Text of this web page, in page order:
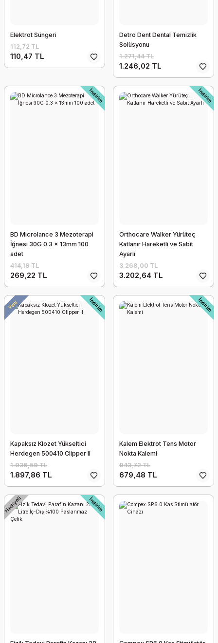
1.126,85 TL
Elektrot Süngeri
112,72 TL
110,47 TL
Detro Dent Dental Temizlik
Solüsyonu
1.271,44 TL
1.246,02 TL
İndirim
BD Microlance 3 Mezoterapi
İğnesi 30G 0.3 x 13mm 100
adet
414,19 TL
269,22 TL
İndirim
Orthocare Walker Yürüteç
Katlanır Hareketli ve Sabit
Ayarlı
3.268,00 TL
3.202,64 TL
Yeni İndirim
Kapaksız Klozet Yükseltici
Herdegen 500410 Clipper II
1.936,59 TL
1.897,86 TL
İndirim
Kalem Elektrot Tens Motor
Nokta Kalemi
943,72 TL
679,48 TL
Hediyeli İndirim